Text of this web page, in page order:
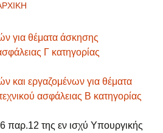
για θέματα άσκησης
Γ κατηγορίας
και εργαζομένων για θέματα
ασφάλειας Β κατηγορίας
παρ.12 της εν ισχύ Υπουργικής